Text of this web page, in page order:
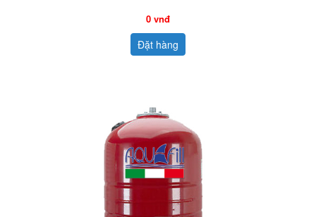
0 vnđ
Đặt hàng